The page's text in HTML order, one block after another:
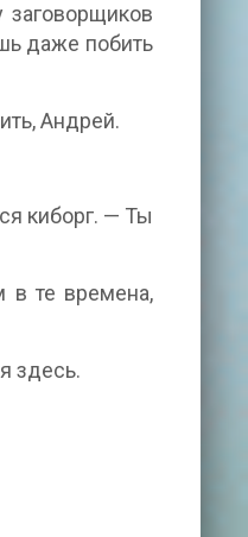
даже побить
Андрей.
киборг. — Ты
в те времена,
здесь.